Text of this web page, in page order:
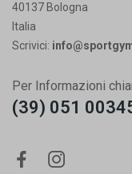
40137 Bologna
Italia
Scrivici:
Per Informazioni
(39) 051